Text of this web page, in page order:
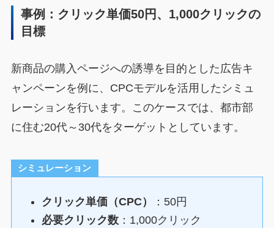
事例：クリック単価50円、1,000クリックの
目標
新商品の購入ページへの誘導を目的とした広告キ
ャンペーンを例に、CPCモデルを活用したシミュ
レーションを行います。このケースでは、都市部
に住む20代～30代をターゲットとしています。
シミュレーション
クリック単価（CPC）
：50円
必要クリック数 ：1,000クリック